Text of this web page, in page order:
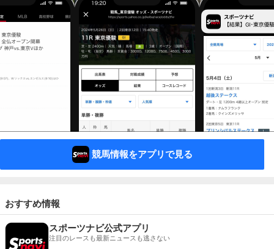
競馬情報をアプリで見る
おすすめ情報
スポーツナビ公式アプリ
注目のレースも最新ニュースも逃さない